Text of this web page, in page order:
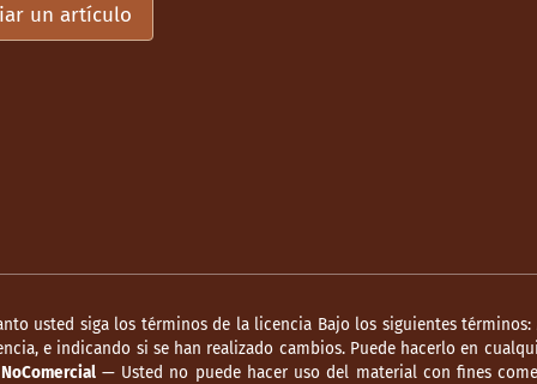
un artículo
usted siga los términos de la licencia Bajo los siguientes términos:
e indicando si se han realizado cambios. Puede hacerlo en
NoComercial— Usted no puede hacer uso del material con fines